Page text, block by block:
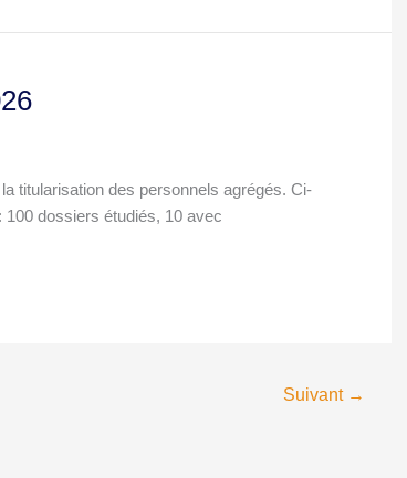
titularisation des personnels agrégés. Ci-
dossiers étudiés, 10 avec
Suivant →